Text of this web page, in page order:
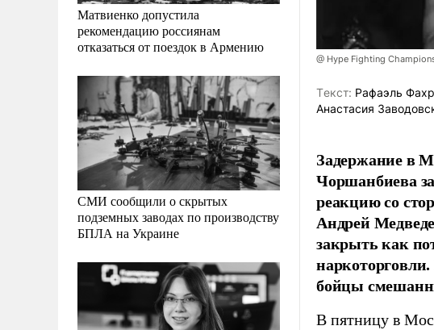
Матвиенко допустила
рекомендацию россиянам
отказаться от поездок в Армению
СМИ сообщили о скрытых
подземных заводах по производству
БПЛА на Украине
@ Hype Fighting
Tекст: Рафаэль
Анастасия
Задержание в
Чоршанбиева
реакцию со
Андрей
закрыть как
бойцы
В пятницу в